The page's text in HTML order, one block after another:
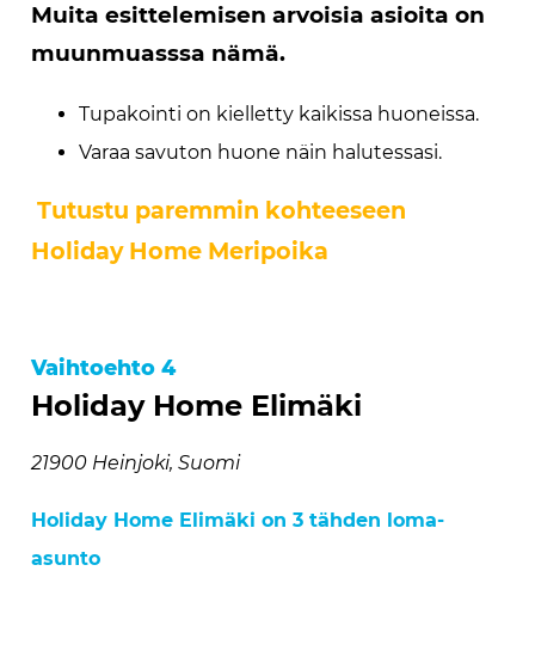
Muita esittelemisen arvoisia asioita on
muunmuasssa nämä.
Tupakointi on kielletty kaikissa huoneissa.
Varaa savuton huone näin halutessasi.
Tutustu paremmin kohteeseen
Holiday Home Meripoika
Vaihtoehto 4
Holiday Home Elimäki
21900 Heinjoki, Suomi
Holiday Home Elimäki on 3 tähden loma-
asunto